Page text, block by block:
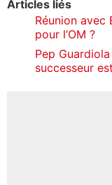
Articles liés
Réunion avec
pour l’OM ?
Pep
successeur